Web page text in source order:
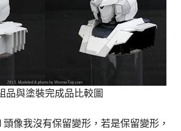
品與塗裝完成品比較圖
頭像我沒有保留變形，若是保留變形，